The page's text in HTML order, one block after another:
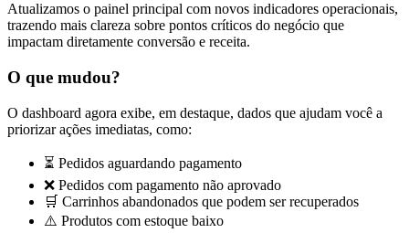
Atualizamos o painel principal com novos indicadores operacionais,
trazendo mais clareza sobre pontos críticos do negócio que
impactam diretamente conversão e receita.
O que mudou?
O dashboard agora exibe, em destaque, dados que ajudam você a
priorizar ações imediatas, como:
⏳ Pedidos aguardando pagamento
❌ Pedidos com pagamento não aprovado
🛒 Carrinhos abandonados que podem ser recuperados
⚠️ Produtos com estoque baixo